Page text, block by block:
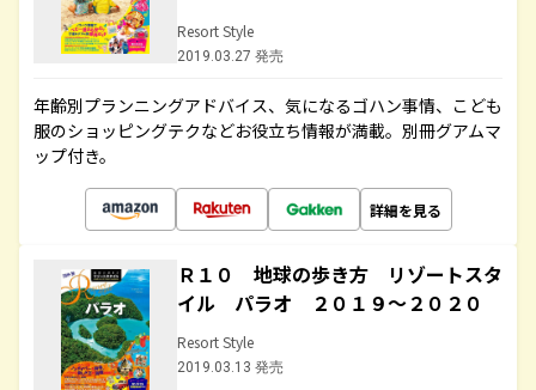
Resort Style
2019.03.27 発売
年齢別プランニングアドバイス、気になるゴハン事情、こども
服のショッピングテクなどお役立ち情報が満載。別冊グアムマ
ップ付き。
詳細を見る
Ｒ１０ 地球の歩き方 リゾートスタ
イル パラオ ２０１９～２０２０
Resort Style
2019.03.13 発売